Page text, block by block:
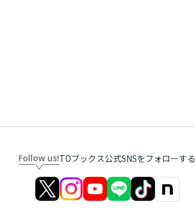
Follow us!TOブックス公式SNSをフォローする